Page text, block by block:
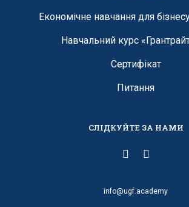
Економічне навчання для
Навчальний курс
Сертифікат
Питання
СЛІДКУЙТЕ ЗА НАМИ
info@ugf.academy